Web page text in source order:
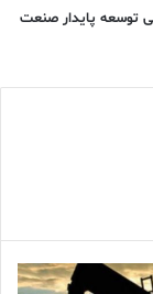
توسعه پایدار صنعت